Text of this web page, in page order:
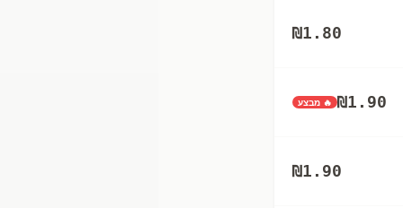
₪1.80
₪1.90 🔥 מבצע
₪1.90